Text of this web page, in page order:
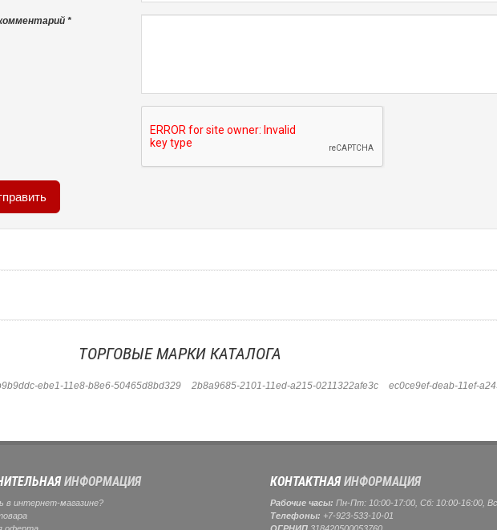
*
ТОРГОВЫЕ МАРКИ КАТАЛОГА
ebe1-11e8-b8e6-50465d8bd329 2b8a9685-2101-11ed-a215-0211322afe3c ec0ce9ef-deab-11ef-
ИНФОРМАЦИЯ
в интернет-магазине?
оферта
КОНТАКТНАЯИНФОРМАЦИЯ
Рабочие часы: Пн-Пт: 10:00-17:00, Сб: 10:00-16:00,
Телефоны: +7-923-533-10-01
ОГРНИП318420500053760